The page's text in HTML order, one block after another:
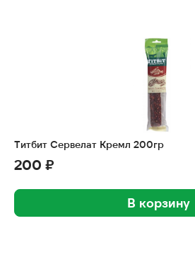
Титбит Сервелат Кремл 200гр
200 ₽
В корзину